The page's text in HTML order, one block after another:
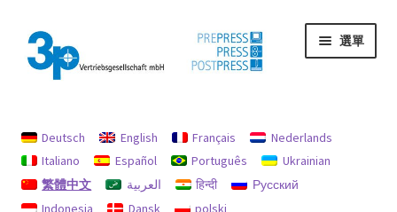
跳
至
導
跳
至
主
容
選單
印記
我的帳戶
Deutsch English Français
Nederlands
Italiano
Español Português
Ukrainian
繁體中文
العربية हिन्दी
Русский
Indonesia
Dansk polski